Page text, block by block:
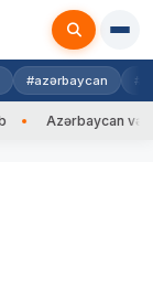
#azərbaycan
Azərbaycan və